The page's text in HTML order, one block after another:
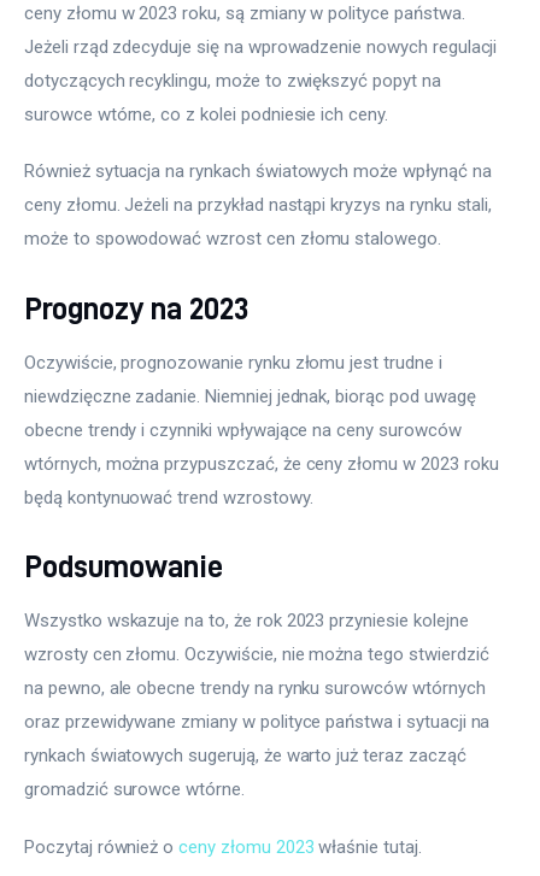
ceny złomu w 2023 roku, są zmiany w polityce państwa.
Jeżeli rząd zdecyduje się na wprowadzenie nowych regulacji
dotyczących recyklingu, może to zwiększyć popyt na
surowce wtórne, co z kolei podniesie ich ceny.
Również sytuacja na rynkach światowych może wpłynąć na
ceny złomu. Jeżeli na przykład nastąpi kryzys na rynku stali,
może to spowodować wzrost cen złomu stalowego.
Prognozy na 2023
Oczywiście, prognozowanie rynku złomu jest trudne i
niewdzięczne zadanie. Niemniej jednak, biorąc pod uwagę
obecne trendy i czynniki wpływające na ceny surowców
wtórnych, można przypuszczać, że ceny złomu w 2023 roku
będą kontynuować trend wzrostowy.
Podsumowanie
Wszystko wskazuje na to, że rok 2023 przyniesie kolejne
wzrosty cen złomu. Oczywiście, nie można tego stwierdzić
na pewno, ale obecne trendy na rynku surowców wtórnych
oraz przewidywane zmiany w polityce państwa i sytuacji na
rynkach światowych sugerują, że warto już teraz zacząć
gromadzić surowce wtórne.
Poczytaj również o ceny złomu 2023 właśnie tutaj.